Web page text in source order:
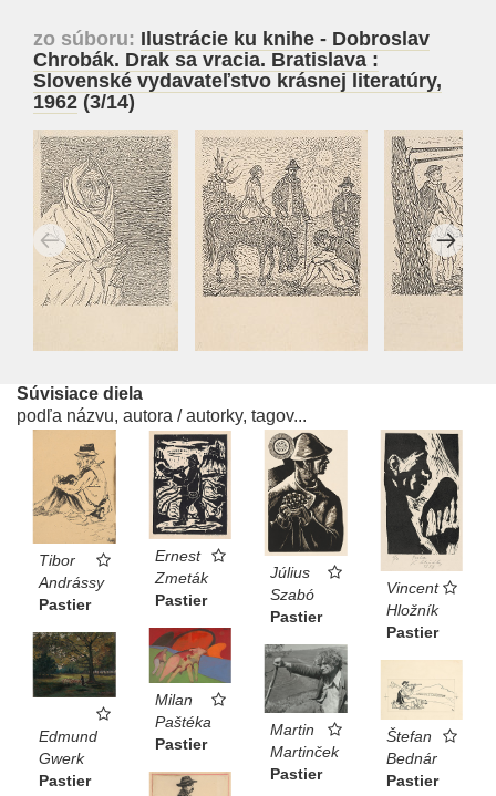
zo súboru: Ilustrácie ku knihe - Dobroslav
Chrobák. Drak sa vracia. Bratislava :
Slovenské vydavateľstvo krásnej literatúry,
1962 (3/14)
Súvisiace diela
podľa názvu, autora / autorky, tagov...
Tibor
Andrássy
Pastier
Ernest
Zmeták
Pastier
Július
Szabó
Pastier
Vincent
Hložník
Pastier
Milan
Paštéka
Pastier
Edmund
Gwerk
Pastier
Martin
Martinček
Pastier
Štefan
Bednár
Pastier